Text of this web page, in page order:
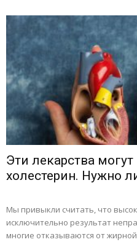
Эти лекарства
холестерин. Нужно
Мы привыкли считать, что
исключительно результат
многие отказываются от